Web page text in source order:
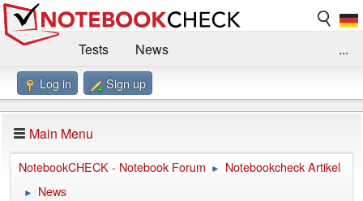
Tests
News
Benchmarks / Technik
Forum
Impressum
...
Log in Sign up
Main Menu
NotebookCHECK - Notebook Forum ► Notebookcheck Artikel
► News